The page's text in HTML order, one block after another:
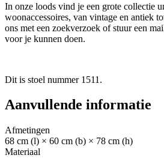
In onze loods vind je een grote collectie
woonaccessoires, van vintage en antiek
ons met een zoekverzoek of stuur een
voor je kunnen doen.
Dit is stoel nummer 1511.
Aanvullende informatie
Afmetingen
68 cm (l) × 60 cm (b) × 78 cm (h)
Materiaal